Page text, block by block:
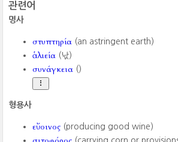
관련어
명사
στυπτηρία (an astringent earth)
ἁλιεία (낛)
συνάγκεια ()
형용사
εὔοινος (producing good wine)
(carrying corn or